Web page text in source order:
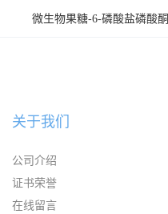
微生物果糖-6-磷酸盐磷酸酮
关于我们
公司介绍
证书荣誉
在线留言